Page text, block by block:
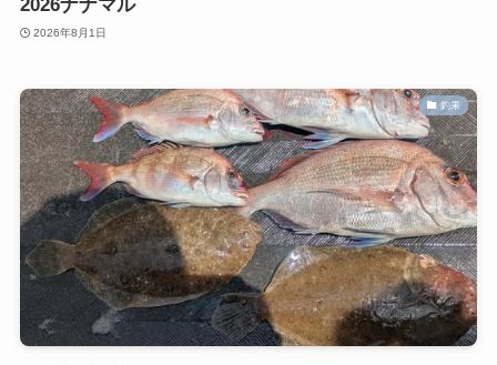
2026ナナマル
2026年8月1日
釣果